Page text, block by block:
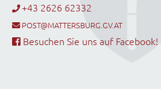
+43 2626 62332
POST@MATTERSBURG.GV.AT
Besuchen Sie uns auf Facebook!